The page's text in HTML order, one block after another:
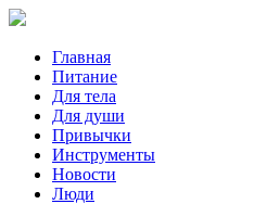
Главная
Питание
Для тела
Для души
Привычки
Инструменты
Новости
Люди